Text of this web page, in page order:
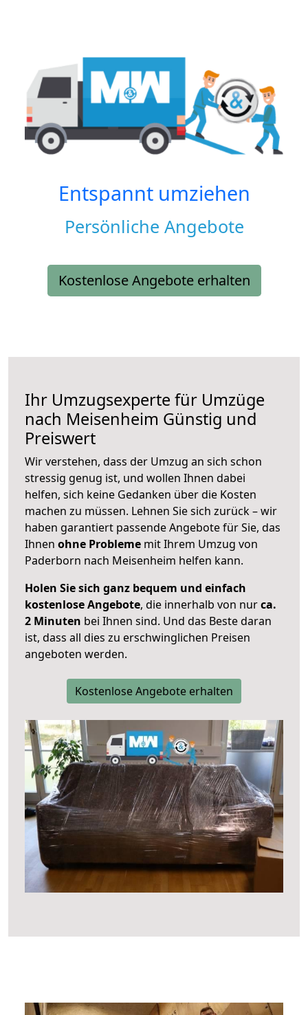
Entspannt umziehen
Persönliche Angebote
Kostenlose Angebote erhalten
Ihr Umzugsexperte für Umzüge
nach Meisenheim Günstig und
Preiswert
Wir verstehen, dass der Umzug an sich schon
stressig genug ist, und wollen Ihnen dabei
helfen, sich keine Gedanken über die Kosten
machen zu müssen. Lehnen Sie sich zurück – wir
haben garantiert passende Angebote für Sie, das
Ihnen ohne Probleme mit Ihrem Umzug von
Paderborn nach Meisenheim helfen kann.
Holen Sie sich ganz bequem und einfach
kostenlose Angebote, die innerhalb von nurca.
2 Minuten bei Ihnen sind. Und das Beste daran
ist, dass all dies zu erschwinglichen Preisen
angeboten werden.
Kostenlose Angebote erhalten